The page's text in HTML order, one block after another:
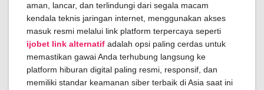
aman, lancar, dan terlindungi dari segala macam
kendala teknis jaringan internet, menggunakan akses
masuk resmi melalui link platform terpercaya seperti
ijobet link alternatif adalah opsi paling cerdas untuk
memastikan gawai Anda terhubung langsung ke
platform hiburan digital paling resmi, responsif, dan
memiliki standar keamanan siber terbaik di Asia saat ini